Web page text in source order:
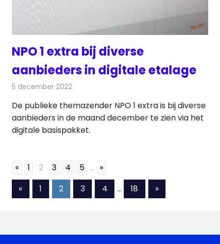
NPO 1 extra bij diverse
aanbieders in digitale etalage
5 december 2022
De publieke themazender NPO 1 extra is bij diverse
aanbieders in de maand december te zien via het
digitale basispakket.
« 1 2 3 4 5 ... »
Berichten
«Vorige
berichten
1 2 3 4 … 18
Volgende
berichten
»